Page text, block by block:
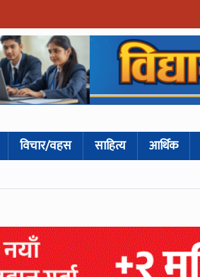
विचार/वहस साहित्य आर्थिक